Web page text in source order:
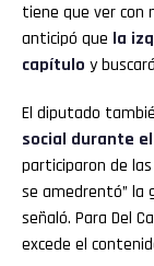
tiene que ver con
anticipó que la
capítulo y
El diputado
social durante
participaron de
se amedrentó” la
señaló. Para Del
excede el